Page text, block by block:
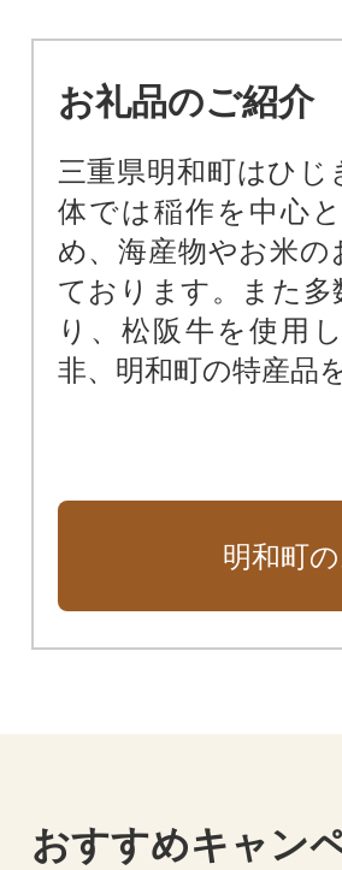
お礼品のご紹介
三重県明和町はひ
体では稲作を中心
め、海産物やお米
ております。また
り、松阪牛を使用
非、明和町の特産品
明和町
おすすめキャン